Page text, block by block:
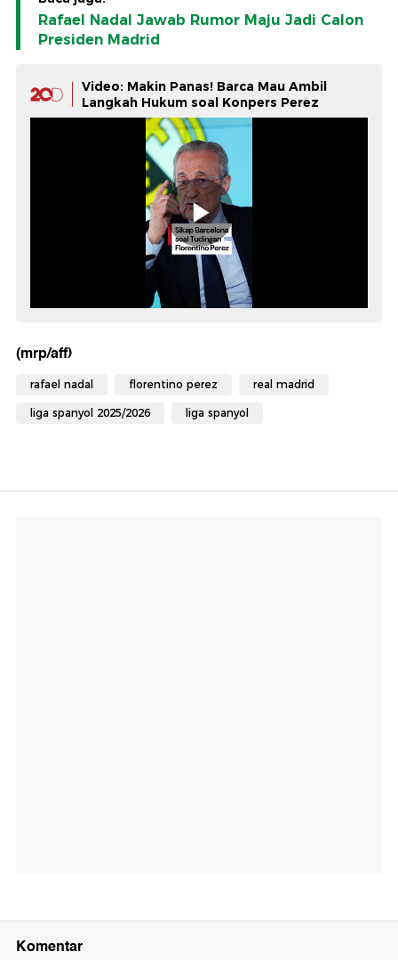
Rafael Nadal Jawab Rumor Maju Jadi Calon
Presiden Madrid
Video: Makin Panas! Barca Mau Ambil
Langkah Hukum soal Konpers Perez
(mrp/aff)
rafael nadal florentino perez real madrid
liga spanyol 2025/2026 liga spanyol
Komentar